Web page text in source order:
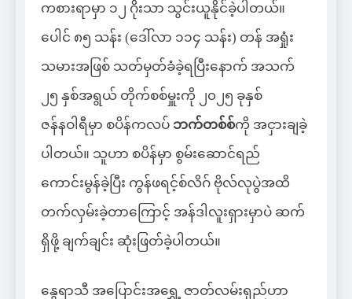
ကစားရာမှာ ၁၂ ဂိုးသာ သွင်းယူနိုင်ခဲ့ပါတယ်။
ပေါင် ၈၅ သန်း (ဒေါ်လာ ၁၁၄ သန်း) တန် အရှုံး
သမားအဖြစ် သတ်မှတ်ခံခဲ့ရပြီးနောက် အသက်
၂၅ နှစ်အရွယ် တိုက်စစ်မှူးကို ၂၀၂၅ ခုနှစ်
ဇန်နဝါရီမှာ စပိန်ကလပ် ဘက်တစ်စ်ကို အငှားချခဲ့
ပါတယ်။ သူဟာ စပိန်မှာ စွမ်းဆောင်ရည်
ကောင်းမွန်ခဲ့ပြီး ကွန်ဖရင့်စ်လိဂ် ဗိုလ်လုပွဲအထိ
တက်လှမ်းခဲ့တာကြောင့် အန်ဒါလူးရှားမှာပဲ ဆက်
ရှိဖို့ ချက်ချင်း ဆုံးဖြတ်ခဲ့ပါတယ်။
နွေရာသီ အပြောင်းအရွှေ့ ဇာတ်လမ်းရှည်ဟာ